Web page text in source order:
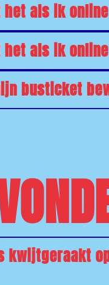
het als ik
het als ik
busticket
kwijtgeraakt